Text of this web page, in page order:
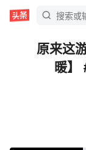
原来这
暖】